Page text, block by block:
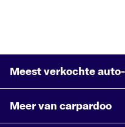
Meest verkochte
Meer van carpardoo